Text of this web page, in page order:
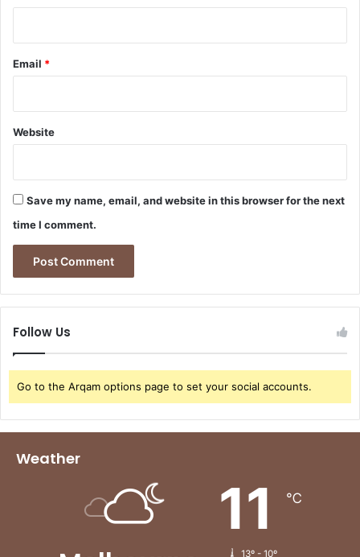
.
r
s
i
ą
Email *
Website
Save my name, email, and website in this browser for the next
time I comment.
Follow Us
Go to the Arqam options page to set your social accounts.
Weather
11 ℃
13º - 10º